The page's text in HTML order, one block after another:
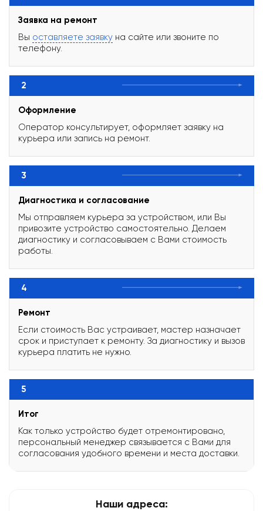
Заявка на ремонт
Вы оставляете заявку на сайте или звоните по
телефону.
2
Оформление
Оператор консультирует, оформляет заявку на
курьера или запись на ремонт.
3
Диагностика и согласование
Мы отправляем курьера за устройством, или Вы
привозите устройство самостоятельно. Делаем
диагностику и согласовываем с Вами стоимость
работы.
4
Ремонт
Если стоимость Вас устраивает, мастер назначает
срок и приступает к ремонту. За диагностику и вызов
курьера платить не нужно.
5
Итог
Как только устройство будет отремонтировано,
персональный менеджер связывается с Вами для
согласования удобного времени и места доставки.
Наши адреса: